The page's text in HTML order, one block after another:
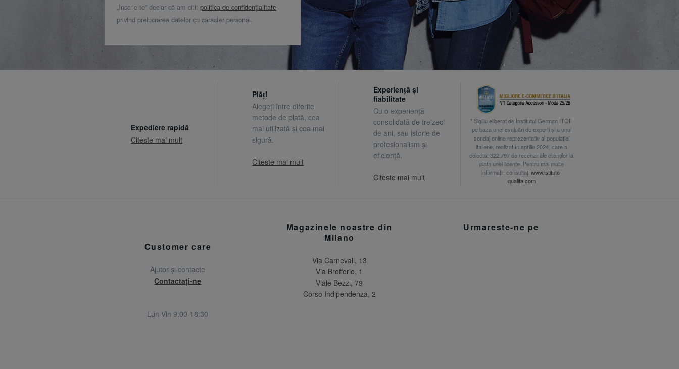
„Înscrie-te” declar că am citit politica de confidențialitate
privind prelucrarea datelor cu caracter personal.
Expediere rapidă
Citeste mai mult
Plăți
Alegeți între diferite
metode de plată, cea
mai utilizată și cea mai
sigură.
Citeste mai mult
Experiență și
fiabilitate
Cu o experiență
consolidată de treizeci
de ani, sau istorie de
profesionalism și
eficiență.
Citeste mai mult
* Sigiliu eliberat de Institutul German ITQF
pe baza unei evaluări de experți și a unui
sondaj online reprezentativ al populației
italiene, realizat în aprilie 2024, care a
colectat 322.797 de recenzii ale clienților la
plata unei licențe. Pentru mai multe
informații, consultațiwww.istituto-
qualita.com
Customer care
Ajutor și contacte
Contactați-ne
Lun-Vin 9:00-18:30
Magazinele noastre din
Milano
Via Carnevali, 13
Via Brofferio, 1
Viale Bezzi, 79
Corso Indipendenza, 2
Urmareste-ne pe